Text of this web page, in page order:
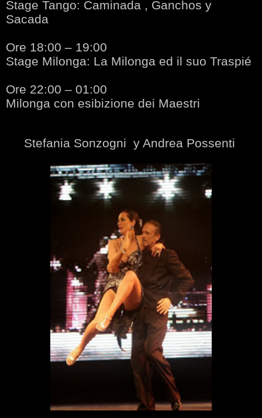
Stage Tango: Caminada , Ganchos y
Sacada
Ore 18:00 – 19:00
Stage Milonga: La Milonga ed il suo Traspié
Ore 22:00 – 01:00
Milonga con esibizione dei Maestri
Stefania Sonzogni y Andrea Possenti